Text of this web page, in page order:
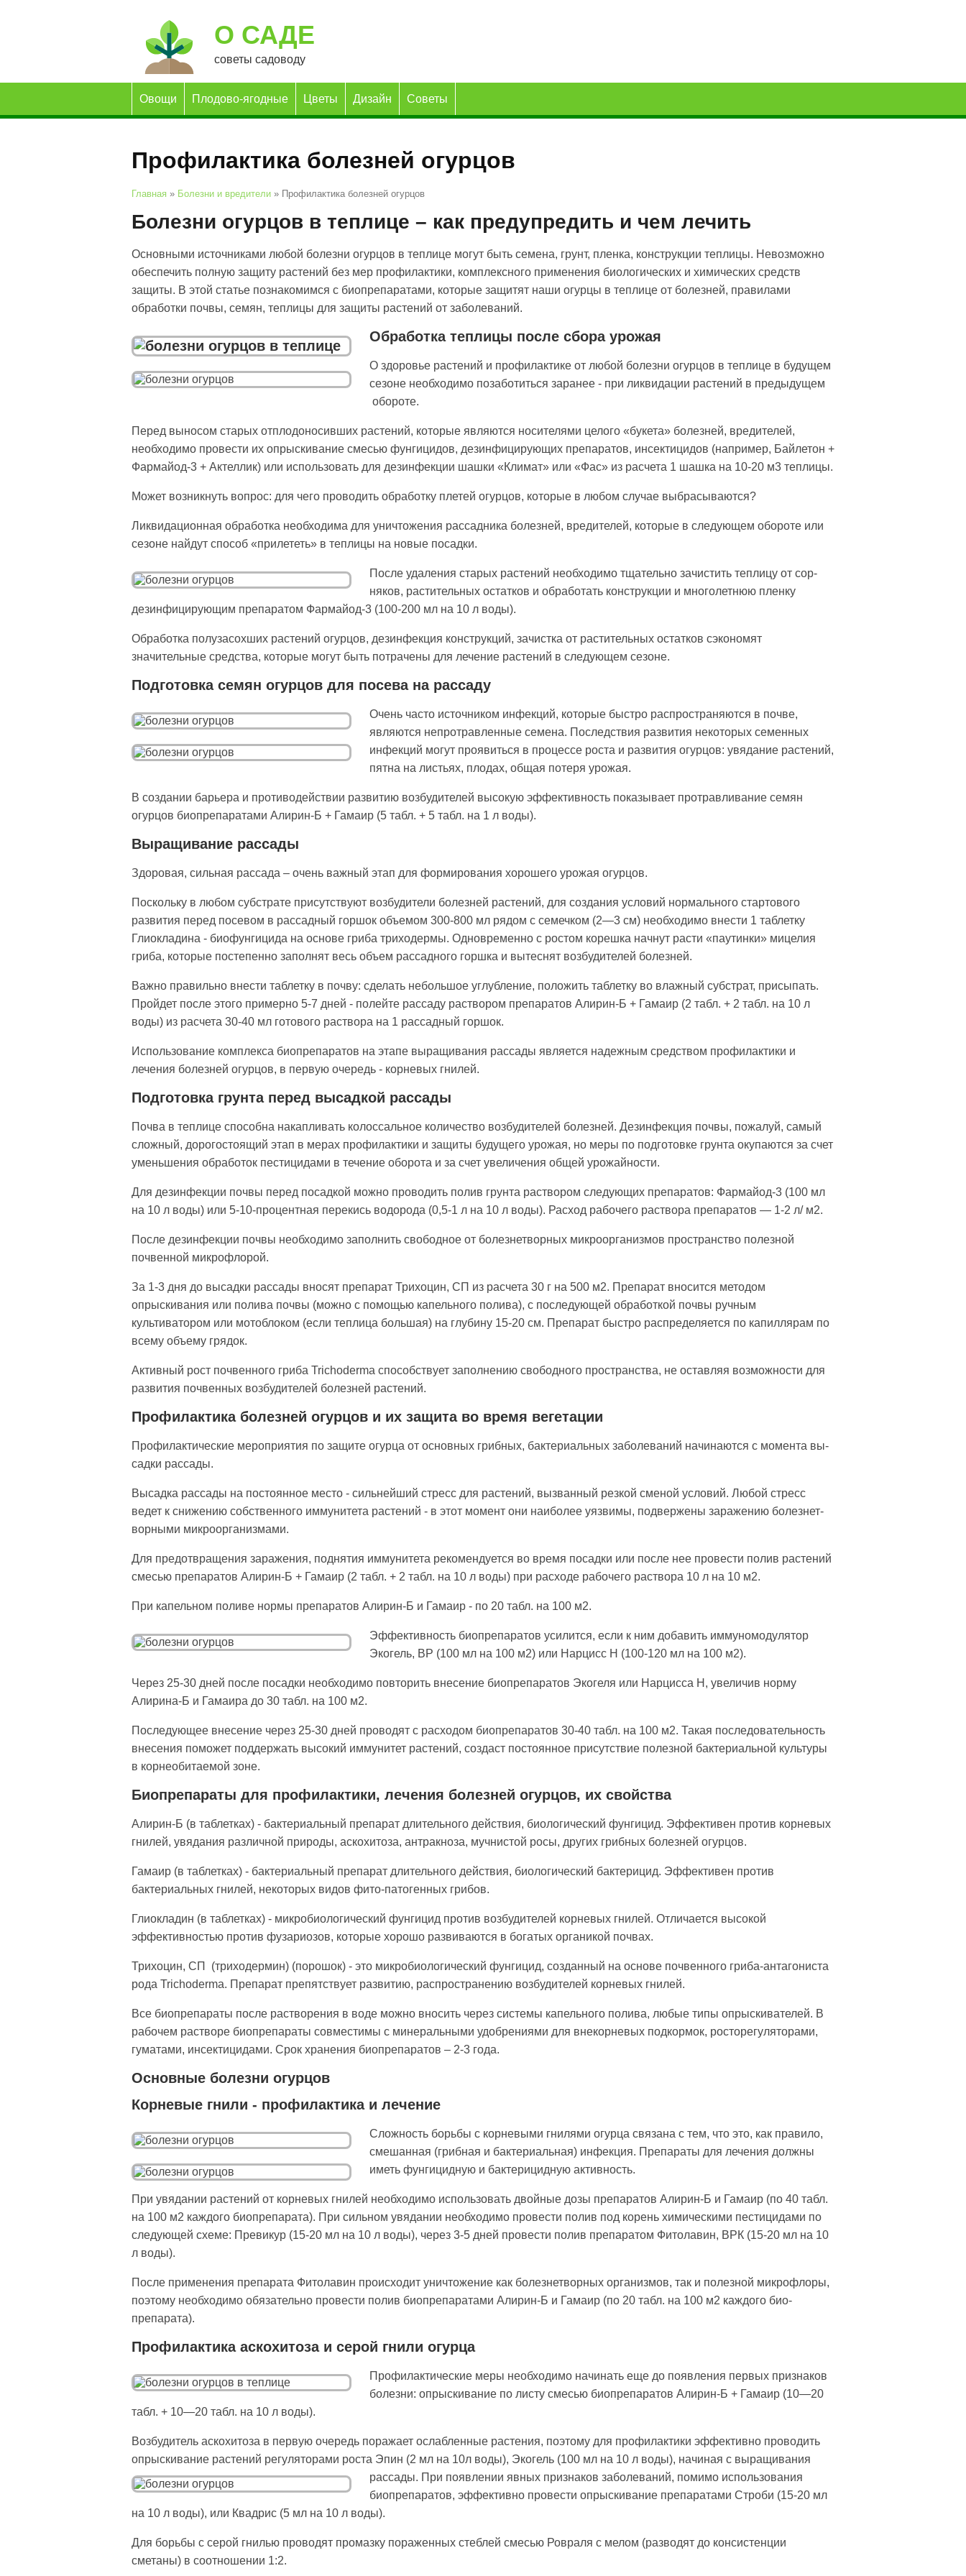
О САДЕ
советы садоводу
Профилактика болезней огурцов
Главная » Болезни и вредители » Профилактика болезней огурцов
Болезни огурцов в теплице – как предупредить и чем лечить
Основными источниками любой болезни огурцов в теплице могут быть семена, грунт, пленка, конструкции теплицы. Невозможно
обеспечить пол­ную защиту растений без мер профилактики, комплексного применения биологических и хи­мических средств
защиты. В этой статье познакомимся с биопрепаратами, которые защитят наши огурцы в теплице от болезней, правилами
обработки почвы, семян, теплицы для защиты растений от заболеваний.
Обработка теплицы после сбора урожая
О здоровье растений и профилактике от любой болезни огурцов в теплице в будущем
сезоне необходимо позаботиться заранее - при ликвидации растений в предыдущем
обороте.
Перед выносом старых отплодоносивших растений, которые являются носителями целого «букета» болезней, вреди­телей,
необходимо провести их опрыскивание смесью фунгицидов, дезинфицирующих препаратов, инсектицидов (на­пример, Байлетон +
Фармайод-3 + Актеллик) или использовать для дезинфекции шашки «Климат» или «Фас» из расчета 1 шашка на 10-20 м3 теплицы.
Может возникнуть вопрос: для чего проводить обра­ботку плетей огурцов, которые в любом случае выбрасываются?
Ликвидаци­онная обработка необходима для уничтожения рассадника болезней, вредителей, которые в следую­щем обороте или
сезоне найдут способ «прилететь» в теплицы на новые посадки.
После удаления старых растений необходимо тща­тельно зачистить теплицу от сор­
няков, растительных остатков и обработать конструкции и много­летнюю пленку
дезинфицирующим препаратом Фармайод-3 (100-200 мл на 10 л воды).
Обработка полузасохших растений огурцов, дезинфекция конструкций, зачистка от рас­тительных остатков сэкономят
значительные средства, которые могут быть потрачены для лечение растений в следующем сезоне.
Подготовка семян огурцов для посева на рассаду
Очень часто источником инфекций, которые быстро распространяются в почве,
являются непротравленные семена. Последствия развития некоторых семенных
инфекций могут про­явиться в процессе роста и развития огурцов: увядание растений,
пятна на листьях, плодах, общая потеря урожая.
В создании барьера и противодействии развитию возбудителей высокую эффективность показывает протравливание семян
огурцов биопрепаратами Алирин-Б + Гамаир (5 табл. + 5 табл. на 1 л воды).
Выращивание рассады
Здоровая, сильная рассада – очень важный этап для формирования хорошего урожая огурцов.
Поскольку в любом субстрате при­сутствуют возбудители болезней растений, для создания условий нормального стартового
развития перед посевом в рассадный гор­шок объемом 300-800 мл рядом с семечком (2—3 см) необходимо внести 1 таблетку
Глиокладина - биофунгицида на основе гри­ба триходермы. Одновременно с ростом корешка начнут расти «па­утинки» мицелия
гриба, которые постепенно заполнят весь объем рассадного горшка и вытеснят воз­будителей болезней.
Важно пра­вильно внести таблетку в почву: сделать небольшое углубление, положить таблетку во влажный субстрат, присыпать.
Пройдет после этого примерно 5-7 дней - полейте рассаду раствором препаратов Алирин-Б + Гамаир (2 табл. + 2 табл. на 10 л
воды) из расчета 30-40 мл готового раствора на 1 рассадный горшок.
Использование комплек­са биопрепаратов на этапе выращивания расса­ды является надежным средством профилактики и
лечения болезней огурцов, в первую очередь - корне­вых гнилей.
Подготовка грунта перед высадкой рассады
Почва в теплице способна на­капливать колоссальное количе­ство возбудителей болезней. Де­зинфекция почвы, пожалуй, самый
сложный, дорогостоящий этап в мерах профилактики и защиты будущего урожая, но меры по под­готовке грунта окупаются за счет
уменьшения обработок пестици­дами в течение оборота и за счет увеличения общей урожайности.
Для дезинфекции почвы перед посадкой можно проводить по­лив грунта раствором следующих препаратов: Фармайод-3 (100 мл
на 10 л воды) или 5-10-процент­ная перекись водорода (0,5-1 л на 10 л воды). Расход рабочего раствора препаратов — 1-2 л/ м2.
После дезинфекции почвы не­обходимо заполнить свободное от болезнетворных микроорга­низмов пространство полезной
почвенной микрофлорой.
За 1-3 дня до высадки рассады вносят препарат Трихоцин, СП из расчета 30 г на 500 м2. Препарат вносится методом
опрыскивания или поли­ва почвы (можно с помощью ка­пельного полива), с последующей обработкой почвы ручным
культиватором или мотоблоком (если теплица большая) на глубину 15-20 см. Препарат быстро распределяется по капиллярам по
всему объему грядок.
Активный рост почвенного гриба Trichoderma способствует заполнению свободного простран­ства, не оставляя возможности для
развития почвенных возбудителей болезней растений.
Профилактика болезней огурцов и их защита во время вегетации
Профилактические мероприя­тия по защите огурца от основных грибных, бактериальных заболе­ваний начинаются с момента вы­
садки рассады.
Высадка рассады на постоянное место - сильнейший стресс для растений, вызванный резкой сменой условий. Любой стресс
ведет к снижению собствен­ного иммунитета растений - в этот момент они наиболее уязвимы, подвержены заражению болезнет­
ворными микроорганизмами.
Для предотвращения заражения, под­нятия иммунитета рекомендуется во время посадки или после нее про­вести полив растений
смесью пре­паратов Алирин-Б + Гамаир (2 табл. + 2 табл. на 10 л воды) при расходе рабочего раствора 10 л на 10 м2.
При капельном поливе нормы препара­тов Алирин-Б и Гамаир - по 20 табл. на 100 м2.
Эффективность биопрепа­ратов усилится, если к ним добавить иммуномодулятор
Экогель, BP (100 мл на 100 м2) или Нарцисс Н (100-120 мл на 100 м2).
Через 25-30 дней после по­садки необходимо повторить вне­сение биопрепаратов Экогеля или Нарцисса Н, увеличив норму
Алирина-Б и Гамаира до 30 табл. на 100 м2.
Последующее внесение через 25-30 дней проводят с рас­ходом биопрепаратов 30-40 табл. на 100 м2. Такая последователь­ность
внесения поможет поддер­жать высокий иммунитет растений, создаст постоянное присутствие полезной бактериальной культуры
в корнеобитаемой зоне.
Биопрепараты для профилактики, лечения болезней огурцов, их свойства
Алирин-Б (в таблетках) - бактериальный препарат длительного действия, биологический фунгицид. Эффек­тивен против корневых
гнилей, увядания различной природы, аскохитоза, антракноза, мучнистой росы, других грибных болезней огурцов.
Гамаир (в таблетках) - бактери­альный препарат длительного дей­ствия, биологический бактерицид. Эффективен против
бактериальных гнилей, некоторых видов фито-патогенных грибов.
Глиокладин (в таблетках) - микробиологический фун­гицид против возбудителей корне­вых гнилей. Отличается высокой
эффективностью против фузариозов, которые хорошо развиваются в богатых органикой почвах.
Трихоцин, СП (триходермин) (порошок) - это микробио­логический фунгицид, созданный на основе почвенного гриба-антагониста
рода Trichoderma. Препарат препятствует развитию, распространению воз­будителей корневых гнилей.
Все биопрепараты после растворения в воде можно вносить через системы капельного полива, любые типы опрыскивателей. В
рабочем растворе биопрепараты совместимы с минеральными удобрениями для внекорневых подкормок, росторегуляторами,
гуматами, инсектицидами. Срок хранения биопрепара­тов – 2-3 года.
Основные болезни огурцов
Корневые гнили - профилактика и лечение
Сложность борьбы с корневы­ми гнилями огурца связана с тем, что это, как правило,
смешанная (грибная и бактериальная) инфек­ция. Препараты для лечения долж­ны
иметь фунгицидную и бактери­цидную активность.
При увядании растений от корневых гнилей не­обходимо использовать двойные дозы препаратов Алирин-Б и Гама­ир (по 40 табл.
на 100 м2 каждого биопрепарата). При сильном увя­дании необходимо провести полив под корень химическими пестици­дами по
следующей схеме: Превикур (15-20 мл на 10 л воды), через 3-5 дней провести полив препа­ратом Фитолавин, ВРК (15-20 мл на 10
л воды).
После применения препарата Фитолавин происходит уничтожение как болезнетвор­ных организмов, так и полезной микрофлоры,
поэтому необходимо обязательно провести полив био­препаратами Алирин-Б и Гамаир (по 20 табл. на 100 м2 каждого био­
препарата).
Профилактика аскохитоза и серой гнили огурца
Профилактические меры необходимо начинать еще до появления первых призна­ков
болезни: опрыскива­ние по листу смесью биопрепаратов Алирин-Б + Гамаир (10—20
табл. + 10—20 табл. на 10 л воды).
Возбудитель аскохитоза в первую оче­редь поражает ослабленные растения, поэтому для про­филактики эффективно про­водить
опрыскивание расте­ний регуляторами роста Эпин (2 мл на 10л воды), Экогель (100 мл на 10 л воды), начиная с выращивания
рассады. При появлении явных признаков заболеваний, помимо использования
биопрепаратов, эффективно провести опрыскива­ние препаратами Строби (15-20 мл
на 10 л воды), или Квадрис (5 мл на 10 л воды).
Для борьбы с серой гнилью проводят промазку пора­женных стеблей смесью Ровраля с мелом (разводят до консистенции
сметаны) в соотношении 1:2.
Овощи Плодово-ягодные Цветы Дизайн Советы